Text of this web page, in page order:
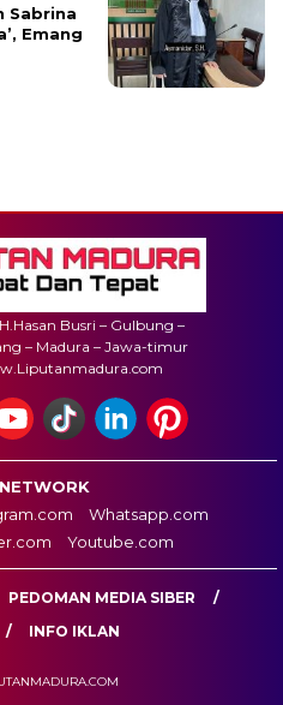
Sabrina
Emang
Busri – Gulbung –
– Madura – Jawa-timur
Whatsapp.com
Youtube.com
PEDOMAN MEDIA SIBER
INFO IKLAN